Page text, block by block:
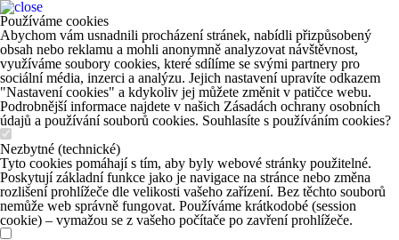
Používáme cookies
Abychom vám usnadnili procházení stránek, nabídli přizpůsobený
obsah nebo reklamu a mohli anonymně analyzovat návštěvnost,
využíváme soubory cookies, které sdílíme se svými partnery pro
sociální média, inzerci a analýzu. Jejich nastavení upravíte odkazem
"Nastavení cookies" a kdykoliv jej můžete změnit v patičce webu.
Podrobnější informace najdete v našich Zásadách ochrany osobních
údajů a používání souborů cookies. Souhlasíte s používáním cookies?
Nezbytné (technické)
Tyto cookies pomáhají s tím, aby byly webové stránky použitelné.
Poskytují základní funkce jako je navigace na stránce nebo změna
rozlišení prohlížeče dle velikosti vašeho zařízení. Bez těchto souborů
nemůže web správně fungovat. Používáme krátkodobé (session
cookie) – vymažou se z vašeho počítače po zavření prohlížeče.